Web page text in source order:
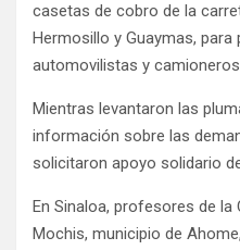
casetas de cobro de la
Hermosillo y Guaymas,
automovilistas y
Mientras levantaron las
información sobre las
solicitaron apoyo solidario
En Sinaloa, profesores de
Mochis, municipio de